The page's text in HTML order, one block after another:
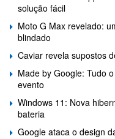
solução fácil
Moto G Max revelado:
blindado
Caviar revela supostos
Made by Google: Tudo
evento
Windows 11: Nova
bateria
Google ataca o design